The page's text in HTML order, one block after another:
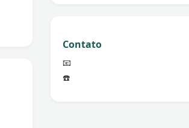
Contato
📧
☎️